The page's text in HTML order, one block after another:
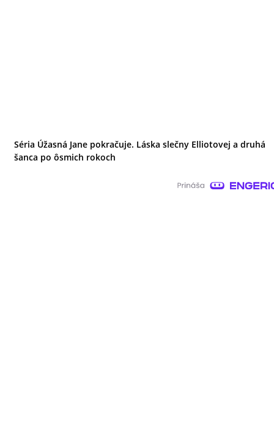
Séria Úžasná Jane pokračuje. Láska slečny Elliotovej a druhá
šanca po ôsmich rokoch